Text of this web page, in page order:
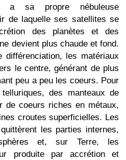
a sa propre nébuleuse
de laquelle ses satellites se
des planètes et des
devient plus chaude et fond.
les matériaux
le centre, générant de plus
peu a peu les coeurs. Pour
des manteaux de
de coeurs riches en métaux,
croutes superficielles. Les
les parties internes,
et, sur Terre, les
produite par accrétion et